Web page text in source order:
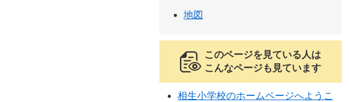
地図
このページを見ている人は
こんなページも見ています
相生小学校のホームページへようこ